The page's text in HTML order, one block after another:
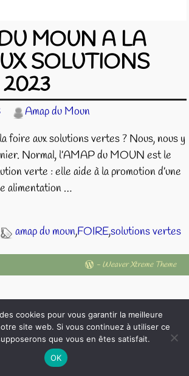
MOUN A LA
SOLUTIONS
Amap du Moun
foire aux solutions vertes ? Nous, nous y
Normal, l’AMAP du MOUN est le
verte : elle aide à la promotion d’une
alimentation …
amap du moun,FOIRE,solutions vertes
- Weaver Xtreme Theme
cookies pour vous garantir la meilleure
site web. Si vous continuez à utiliser ce
que vous en êtes satisfait.
OK